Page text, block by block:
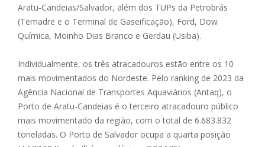
Aratu-Candeias/Salvador, além dos TUPs da Petrobrás
(Temadre e o Terminal de Gaseificação), Ford, Dow
Química, Moinho Dias Branco e Gerdau (Usiba).
Individualmente, os três atracadouros estão entre os 10
mais movimentados do Nordeste. Pelo ranking de 2023 da
Agência Nacional de Transportes Aquaviários (Antaq), o
Porto de Aratu-Candeias é o terceiro atracadouro público
mais movimentado da região, com o total de 6.683.832
toneladas. O Porto de Salvador ocupa a quarta posição